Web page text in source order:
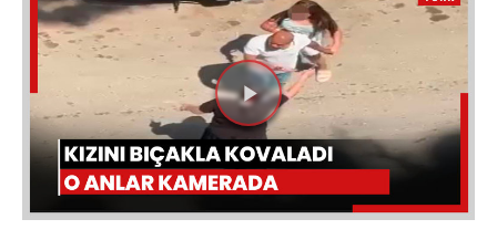
Videoyu
Oynat